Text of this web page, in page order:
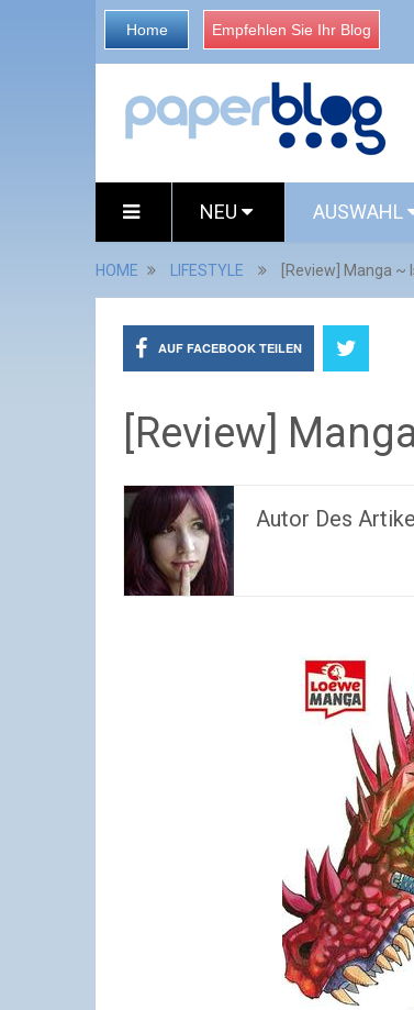
Home Empfehlen Sie Ihr Blog
NEU AUSWAHL
HOME LIFESTYLE [Review] Manga ~
AUF FACEBOOK TEILEN
[Review]
Autor Des